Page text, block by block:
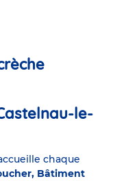
le-
chaque
Bâtiment